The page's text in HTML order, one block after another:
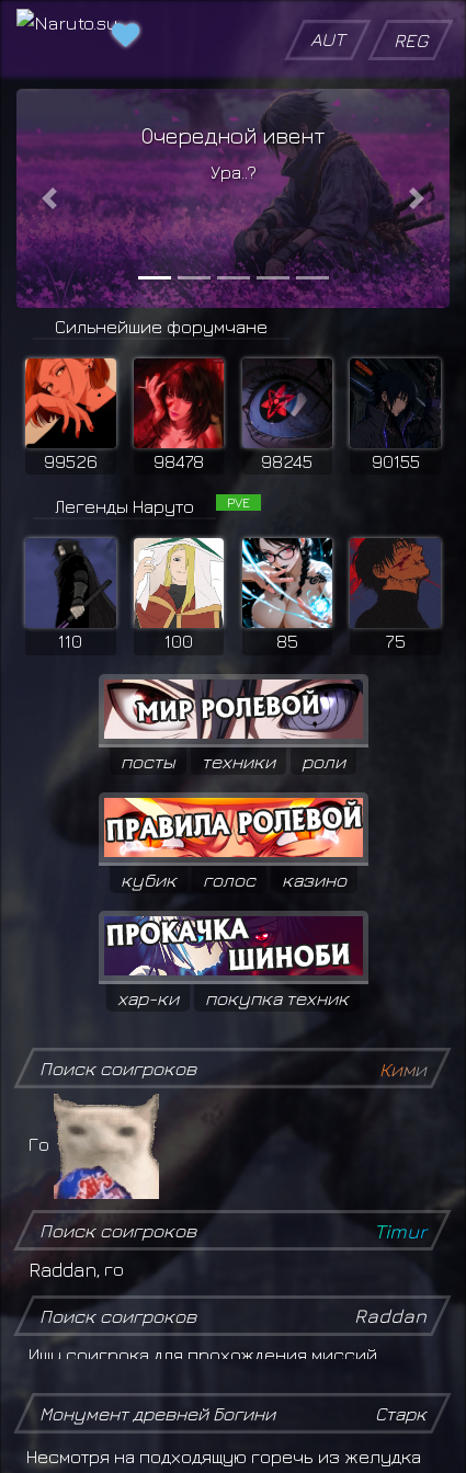
AUT REG
Очередной ивент
Ура..?
Previous Next
Сильнейшие форумчане
99526 98478 98245 90155
Легенды Наруто PVE
110 100 85 75
посты техники роли
кубик голос казино
хар-ки покупка техник
Поиск соигроков Кими
Го
Поиск соигроков Timur
Raddan , го
Поиск соигроков Raddan
Ищу соигрока для прохождения миссий.
Желательно, чтобы был из Киригакуре.
Поиск соигроков Storm Sensei
Монумент древней Богини
Старк
Несмотря на подходящую горечь из желудка